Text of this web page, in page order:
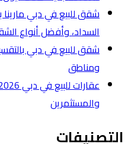
شقق للبيع في دبي مارينا بالتقسيط 2026: الأسعار، خطط
شقق للبيع في دبي بالتقسيط 2026 | خطط سداد وأسعار
عقارات للبيع في دبي 2026 دليل شامل للمشترين